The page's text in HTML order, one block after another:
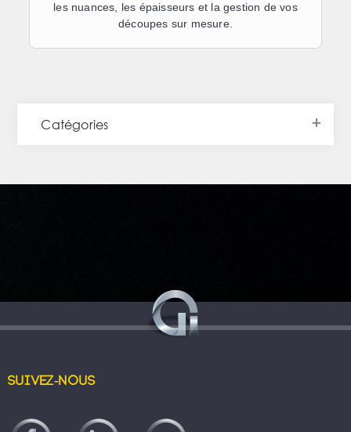
les nuances, les épaisseurs et la gestion de vos
découpes sur mesure.
Catégories
Suivez-nous